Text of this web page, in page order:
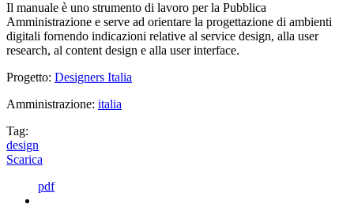
Il manuale è uno strumento di lavoro per la Pubblica
Amministrazione e serve ad orientare la progettazione di ambienti
digitali fornendo indicazioni relative al service design, alla user
research, al content design e alla user interface.
Progetto: Designers Italia
Amministrazione: italia
Tag:
design
Scarica
pdf